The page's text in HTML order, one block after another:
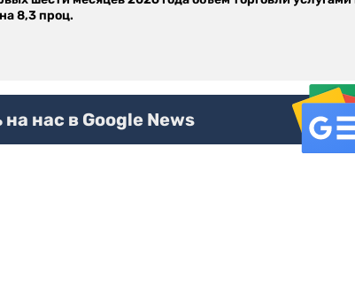
шести месяцев 2026 года объем торговли услугами в
нас в Google News